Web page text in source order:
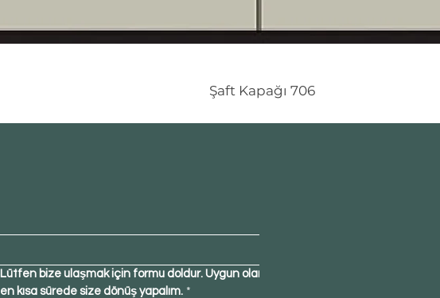
Şaft Kapağı 706
Lütfen bize ulaşmak için formu doldur. Uygun olan
en kısa sürede size dönüş yapalım. *